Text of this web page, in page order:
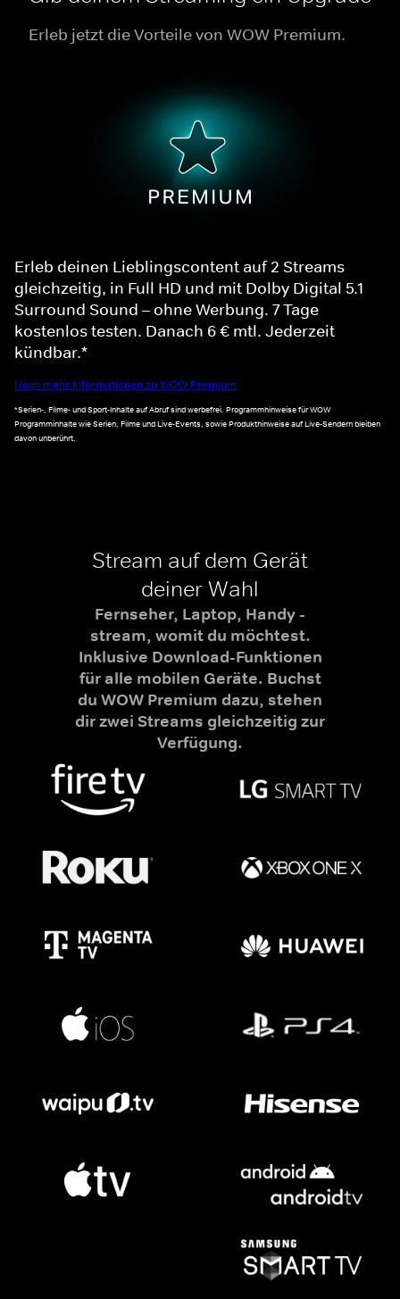
Erleb jetzt die Vorteile von WOW Premium.
Erleb deinen Lieblingscontent auf 2 Streams
gleichzeitig, in Full HD und mit Dolby Digital 5.1
Surround Sound – ohne Werbung. 7 Tage
kostenlos testen. Danach 6 € mtl. Jederzeit
kündbar.*
Noch mehr Informationen zu WOW Premium
*Serien-, Filme- und Sport-Inhalte auf Abruf sind werbefrei. Programmhinweise für WOW
Programminhalte wie Serien, Filme und Live-Events, sowie Produkthinweise auf Live-Sendern bleiben
davon unberührt.
Stream auf dem Gerät
deiner Wahl
Fernseher, Laptop, Handy -
stream, womit du möchtest.
Inklusive Download-Funktionen
für alle mobilen Geräte. Buchst
du WOW Premium dazu, stehen
dir zwei Streams gleichzeitig zur
Verfügung.